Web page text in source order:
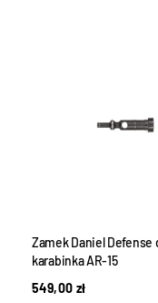
Zamek Daniel Defense
karabinka AR-15
549,00 zł